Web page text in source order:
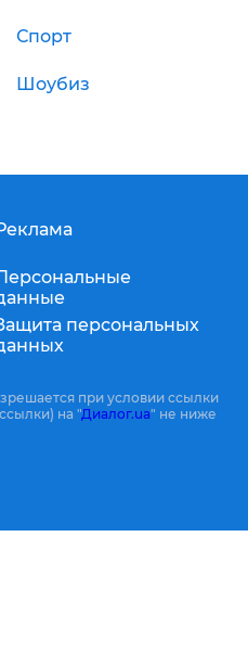
Спорт
Шоубиз
персональных
при условии ссылки
на "Диалог.ua" не ниже